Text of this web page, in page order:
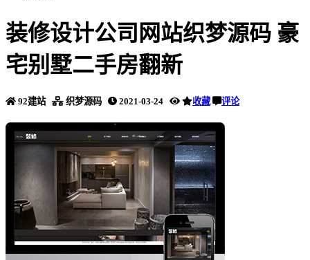
装修设计公司网站织梦源码 豪
宅别墅二手房翻新
92建站 织梦源码 2021-03-24 收藏 评论